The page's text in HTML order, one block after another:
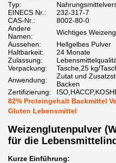
Typ:
EINECS Nr.:
232-317-7
CAS-Nr.:
8002-80-0
Andere
Namen:
Wichtiges
Aussehen:
Hellgelbes Pulver
Haltbarkeit:
24 Monate
Zulassung:
Verpackung:
Tasche,25 kg/
Anwendung:
Zutat und
Backen
Zertifizierung:
82% Proteingehalt Backmittel
Gluten Lebensmittel
Weizenglutenpulver
für die
Kurze Einführung: